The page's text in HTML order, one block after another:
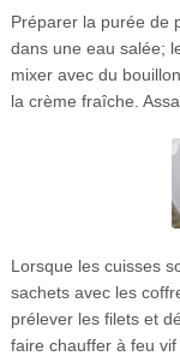
Préparer la purée de
dans une eau salée;
mixer avec du
la crème fraîche.
Lorsque les cuisses
sachets avec les
prélever les filets et
faire chauffer à feu